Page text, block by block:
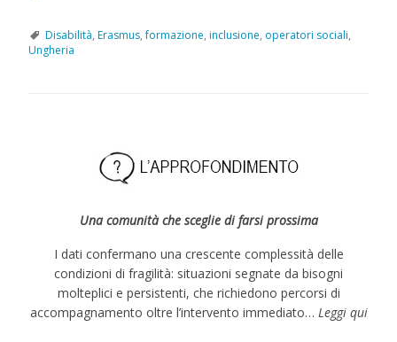
Disabilità,Erasmus,formazione,inclusione, operatori sociali,
Ungheria
Una comunità che sceglie di farsi prossima
I dati confermano una crescente complessità delle
condizioni di fragilità: situazioni segnate da bisogni
molteplici e persistenti, che richiedono percorsi di
accompagnamento oltre l’intervento immediato… Leggi qui